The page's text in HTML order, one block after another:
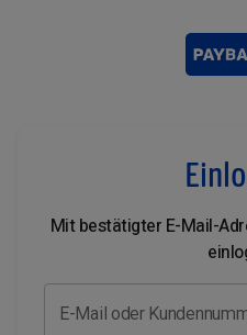
Mit bestätigter E-Mail-
E-Mail oder